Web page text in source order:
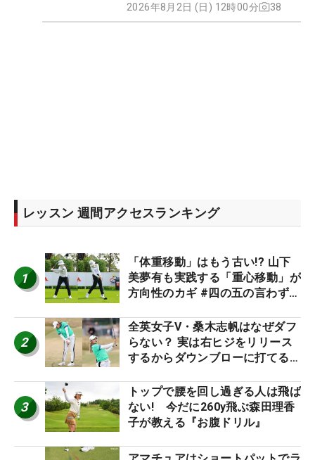
2026年8月2日 (日) 12時00分 38
レッスン 週間アクセスランキング
1
「体重移動」はもう古い!? 山下
美夢有も実践する「重心移動」が
方向性のカギ #四の五の言わず振
2
全英女子V・桑木志帆はなぜダフ
らない？ 実は右ヒジをリリース
するからダウンブローに打てる #
3
トップで腰を回し過ぎる人は飛ば
ない! 今だに260y飛ぶ森田理香
子が教える『お腹ドリル』